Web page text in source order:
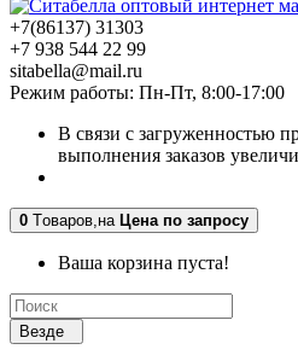
+7(86137) 31303
+7 938 544 22 99
sitabella@mail.ru
Режим работы: Пн-Пт, 8:00-17:00
В связи с загруженностью
выполнения заказов
0 Tоваров, на Цена по запросу
Ваша корзина пуста!
Везде